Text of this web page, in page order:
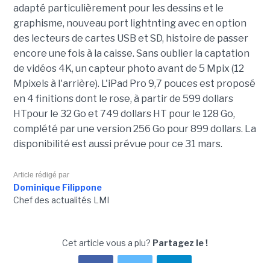
adapté particulièrement pour les dessins et le
graphisme, nouveau port lightnting avec en option
des lecteurs de cartes USB et SD, histoire de passer
encore une fois à la caisse. Sans oublier la captation
de vidéos 4K, un capteur photo avant de 5 Mpix (12
Mpixels à l'arrière). L'iPad Pro 9,7 pouces est proposé
en 4 finitions dont le rose, à partir de 599 dollars
HTpour le 32 Go et 749 dollars HT pour le 128 Go,
complété par une version 256 Go pour 899 dollars. La
disponibilité est aussi prévue pour ce 31 mars.
Article rédigé par
Dominique Filippone
Chef des actualités LMI
Cet article vous a plu? Partagez le !